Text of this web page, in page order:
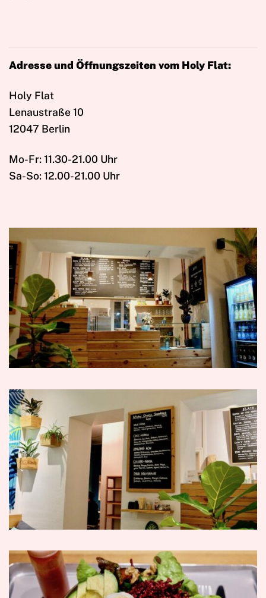
Adresse und Öffnungszeiten vom Holy Flat:
Holy Flat
Lenaustraße 10
12047 Berlin
Mo-Fr: 11.30-21.00 Uhr
Sa-So: 12.00-21.00 Uhr